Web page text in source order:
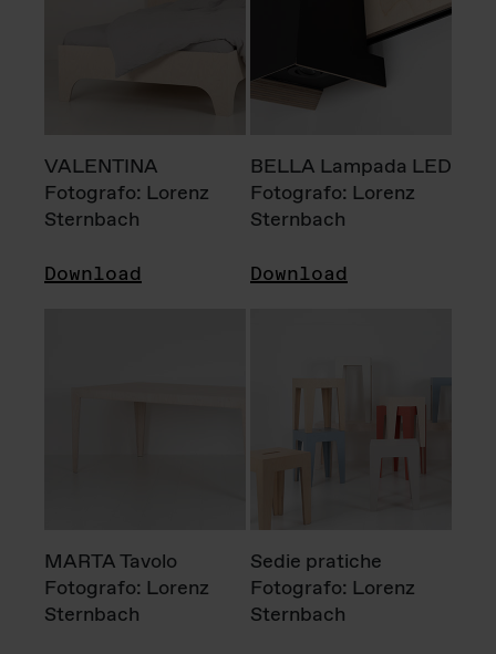
VALENTINA
Fotografo: Lorenz
Sternbach
Download
BELLA Lampada LED
Fotografo: Lorenz
Sternbach
Download
MARTA Tavolo
Fotografo: Lorenz
Sternbach
Sedie pratiche
Fotografo: Lorenz
Sternbach